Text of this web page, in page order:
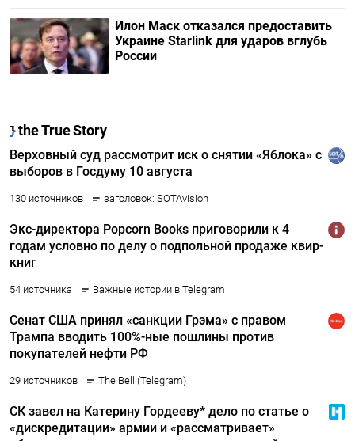
Илон Маск отказался предоставить
Украине Starlink для ударов вглубь
России